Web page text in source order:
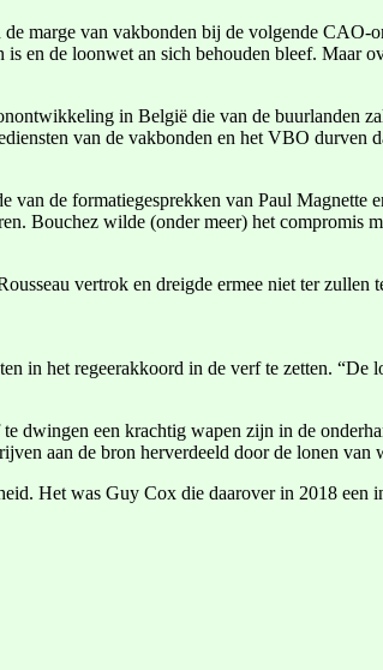
marge van vakbonden bij de volgende
de loonwet an sich behouden bleef. Maar
in België die van de buurlanden
van de vakbonden en het VBO durven
de formatiegesprekken van Paul Magnette
Bouchez wilde (onder meer) het compromis
vertrok en dreigde ermee niet ter
in het regeerakkoord in de verf te zetten.
dwingen een krachtig wapen zijn in de
aan de bron herverdeeld door de lonen van
Het was Guy Cox die daarover in 2018 een